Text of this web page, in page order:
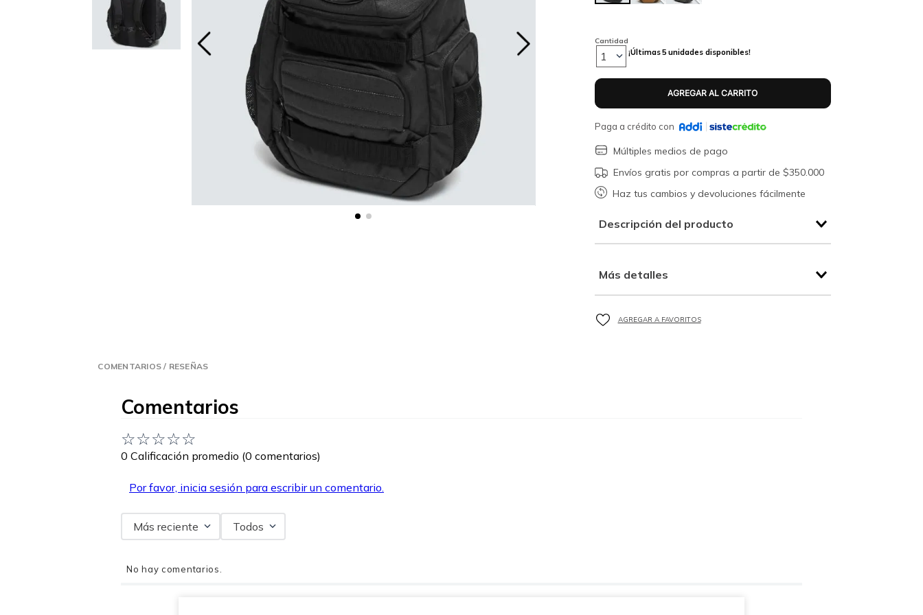
Cantidad
1 ¡Últimas5 unidades disponibles!
Paga a crédito con
Múltiples medios de pago
Envíos gratis por compras a partir de $350.000
Haz tus cambios y devoluciones fácilmente
Descripción del producto
Más detalles
COMENTARIOS / RESEÑAS
Comentarios
☆☆☆☆☆
0 Calificación promedio (0 comentarios)
Por favor, inicia sesión para escribir un comentario.
Más reciente Todos
No hay comentarios.